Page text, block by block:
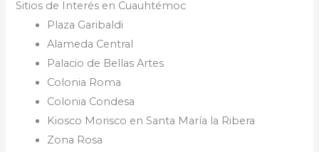
Sitios de Interés en Cuauhtémoc
Plaza Garibaldi
Alameda Central
Palacio de Bellas Artes
Colonia Roma
Colonia Condesa
Kiosco Morisco en Santa María la Ribera
Zona Rosa